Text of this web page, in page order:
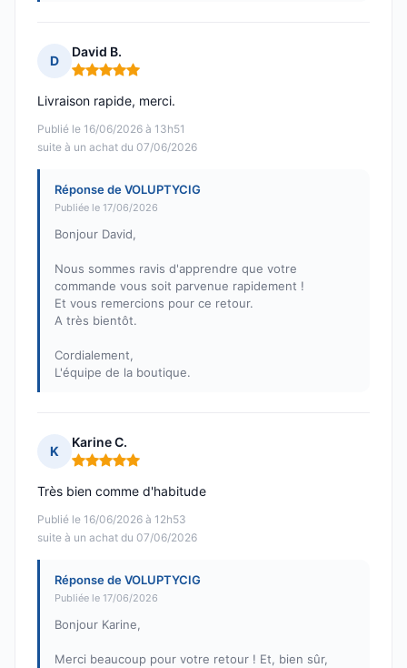
D
David B.
Note : 5 sur 5
Publié le 16/06/2026 à 13h51
suite à un achat du 07/06/2026
Livraison rapide, merci.
Réponse de VOLUPTYCIG
Publiée le 17/06/2026
Bonjour David,
Nous sommes ravis d'apprendre que votre
commande vous soit parvenue rapidement !
Et vous remercions pour ce retour.
A très bientôt.
Cordialement,
L'équipe de la boutique.
K
Karine C.
Note : 5 sur 5
Publié le 16/06/2026 à 12h53
suite à un achat du 07/06/2026
Très bien comme d'habitude
Réponse de VOLUPTYCIG
Publiée le 17/06/2026
Bonjour Karine,
Merci beaucoup pour votre retour ! Et, bien sûr,